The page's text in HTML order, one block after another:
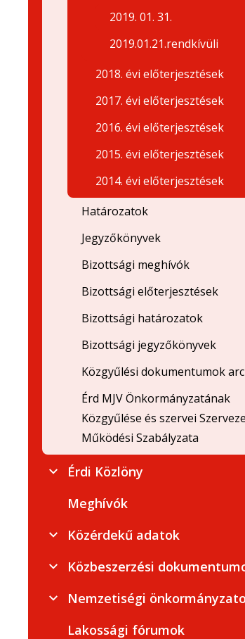
2019. 01. 31.
2019.01.21.rendkívüli
2018. évi előterjesztések
2017. évi előterjesztések
2016. évi előterjesztések
2015. évi előterjesztések
2014. évi előterjesztések
Határozatok
Jegyzőkönyvek
Bizottsági meghívók
Bizottsági előterjesztések
Bizottsági határozatok
Bizottsági jegyzőkönyvek
Közgyűlési dokumentumok
Érd MJV Önkormányzatának
Közgyűlése és szervei
Működési Szabályzata
Érdi Közlöny
Meghívók
Közérdekű adatok
Közbeszerzési
Nemzetiségi
Lakossági fórumok